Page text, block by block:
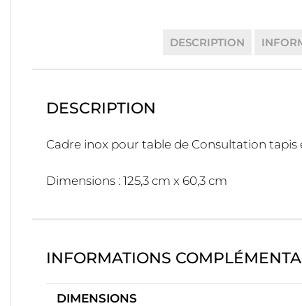
DESCRIPTION
DESCRIPTION
Cadre inox pour table de Consultation tapis
Dimensions : 125,3 cm x 60,3 cm
INFORMATIONS
DIMENSIONS